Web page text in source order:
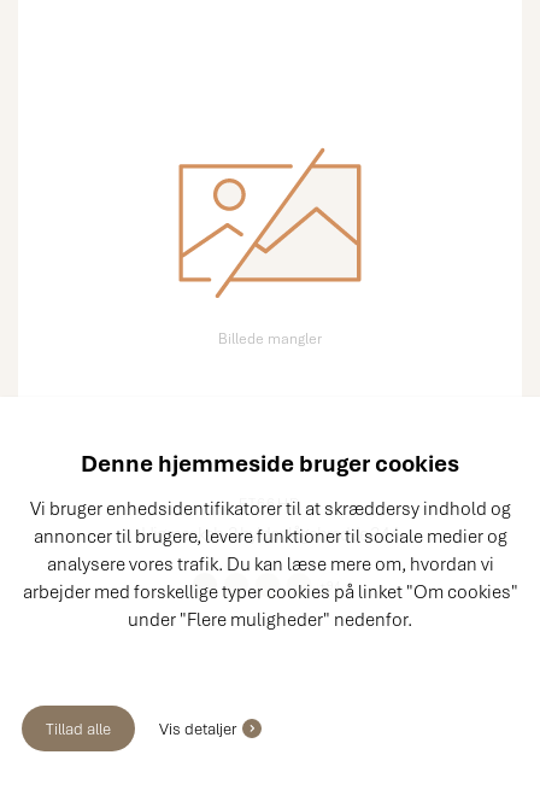
Denne hjemmeside bruger cookies
Vi bruger enhedsidentifikatorer til at skræddersy indhold og
annoncer til brugere, levere funktioner til sociale medier og
analysere vores trafik. Du kan læse mere om, hvordan vi
arbejder med forskellige typer cookies på linket "Om cookies"
under "Flere muligheder" nedenfor.
Tillad alle Vis detaljer
Billede mangler
ET66HD
Hjørneskab, 3 hylder, lågebredde 344
+94